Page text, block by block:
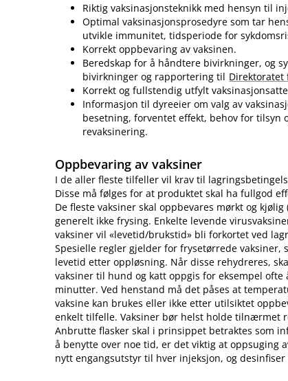
Riktig vaksinasjonsteknikk med hensyn til
Optimal vaksinasjonsprosedyre som tar
utvikle immunitet, tidsperiode for
Korrekt oppbevaring av vaksinen.
Beredskap for å håndtere bivirkninger, og
bivirkninger og rapportering til Direktoratet
Korrekt og fullstendig utfylt
Informasjon til dyreeier om valg av
besetning, forventet effekt, behov for
revaksinering.
Oppbevaring av vaksiner
I de aller fleste tilfeller vil krav til
Disse må følges for at produktet skal ha fullgod
De fleste vaksiner skal oppbevares mørkt og
generelt ikke frysing. Enkelte levende
vaksiner vil «levetid​/​brukstid» bli forkortet ved
Spesielle regler gjelder for frysetørrede
levetid etter oppløsning. Når disse rehydreres,
vaksiner til hund og katt oppgis for eksempel
minutter. Ved henstand må det påses at
vaksine kan brukes eller ikke etter utilsiktet
enkelt tilfelle. Vaksiner bør helst holde tilnærmet
Anbrutte flasker skal i prinsippet betraktes som
å benytte over noe tid, er det viktig at oppsuging
nytt engangsutstyr til hver injeksjon, og